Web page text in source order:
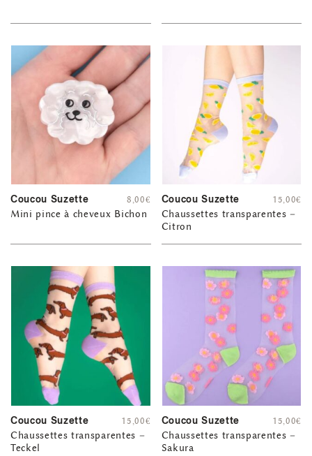
Coucou Suzette
Mini pince à cheveux Bichon
8,00€ Coucou Suzette
Chaussettes transparentes –
Citron
15,00€
Coucou Suzette
Chaussettes transparentes –
Teckel
15,00€ Coucou Suzette
Chaussettes transparentes –
Sakura
15,00€